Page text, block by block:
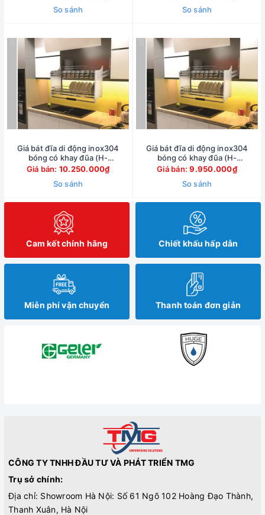
So sánh
So sánh
Giá bát đĩa di động inox304
bóng có khay đũa (H-
BD139DP+)
Giá bán: 10.250.000₫
So sánh
Giá bát đĩa di động inox304
bóng có khay đũa (H-
BD138DP+)
Giá bán:9.950.000₫
So sánh
Cam kết chính hãng Chiết khấu hấp dẫn
Miễn phí vận chuyển Thanh toán đơn giản
CÔNG TY TNHH ĐẦU TƯ VÀ PHÁT TRIỂN TMG
Trụ sở chính:
Địa chỉ: Showroom Hà Nội: Số 61 Ngõ 102 Hoàng Đạo Thành,
Thanh Xuân, Hà Nội